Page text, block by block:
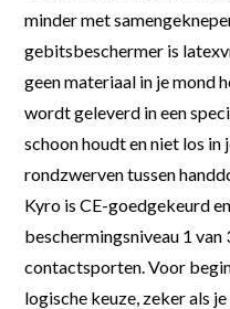
minder met
gebitsbeschermer is
geen materiaal in je mond
wordt geleverd in een
schoon houdt en niet los
rondzwerven tussen
Kyro is CE-goedgekeurd
beschermingsniveau 1
contactsporten. Voor
logische keuze, zeker als